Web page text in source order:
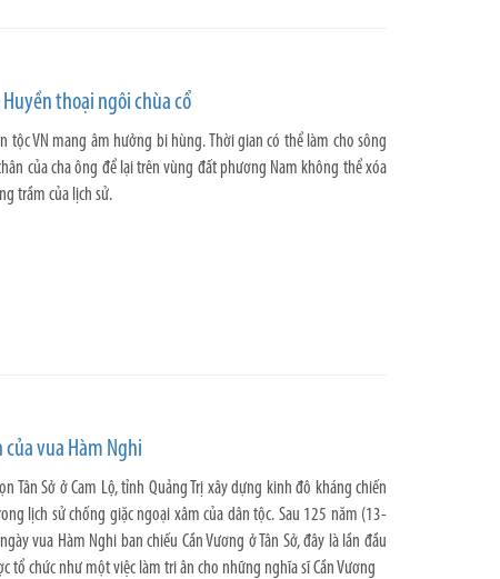
thoại ngôi chùa cổ
tộc VN mang âm hưởng bi hùng. Thời gian có thể làm cho sông
của cha ông để lại trên vùng đất phương Nam không thể xóa
trầm của lịch sử.
vua Hàm Nghi
Tân Sở ở Cam Lộ, tỉnh Quảng Trị xây dựng kinh đô kháng chiến
lịch sử chống giặc ngoại xâm của dân tộc. Sau 125 năm (13-
vua Hàm Nghi ban chiếu Cần Vương ở Tân Sở, đây là lần đầu
tổ chức như một việc làm tri ân cho những nghĩa sĩ Cần Vương